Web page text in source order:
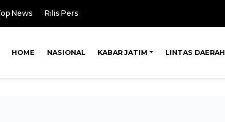
News Rilis Pers
HOME NASIONAL KABAR JATIM LINTAS DAERAH